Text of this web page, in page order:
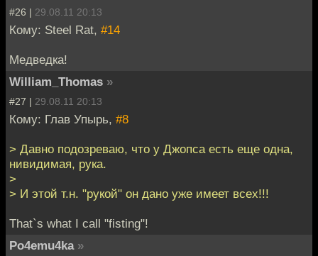
#26 | 29.08.11 20:13
Кому: Steel Rat, #14
Медведка!
William_Thomas »
#27 | 29.08.11 20:13
Кому: Глав Упырь, #8
> Давно подозреваю, что у Джопса есть еще одна,
нивидимая, рука.
>
> И этой т.н. "рукой" он дано уже имеет всех!!!
That`s what I call "fisting"!
Po4emu4ka »